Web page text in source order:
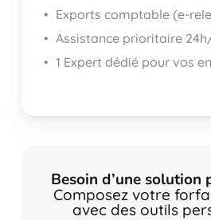
Exports comptable (e-
Assistance prioritaire
1 Expert dédié pour vos
Besoin d’une solution
Composez votre
avec des outils